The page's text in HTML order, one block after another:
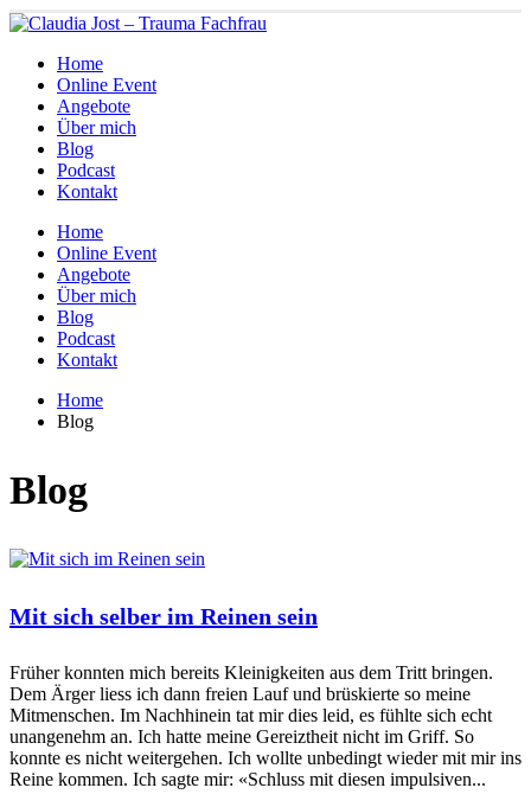
Home
Online Event
Angebote
Über mich
Blog
Podcast
Kontakt
Home
Online Event
Angebote
Über mich
Blog
Podcast
Kontakt
Home
Blog
Blog
Mit sich selber im Reinen sein
Früher konnten mich bereits Kleinigkeiten aus dem Tritt bringen.
Dem Ärger liess ich dann freien Lauf und brüskierte so meine
Mitmenschen. Im Nachhinein tat mir dies leid, es fühlte sich echt
unangenehm an. Ich hatte meine Gereiztheit nicht im Griff. So
konnte es nicht weitergehen. Ich wollte unbedingt wieder mit mir ins
Reine kommen. Ich sagte mir: «Schluss mit diesen impulsiven...